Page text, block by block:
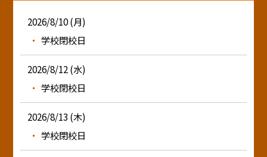
2026/8/10 (月)
学校閉校日
2026/8/12 (水)
学校閉校日
2026/8/13 (木)
学校閉校日